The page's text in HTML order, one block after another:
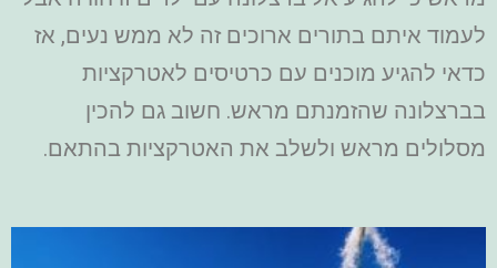
לעמוד איתם בתורים ארוכים זה לא ממש נעים, אז
כדאי להגיע מוכנים עם כרטיסים לאטרקציות
בברצלונה שהזמנתם מראש. חשוב גם להכין
מסלולים מראש ולשלב את האטרקציות בהתאם.